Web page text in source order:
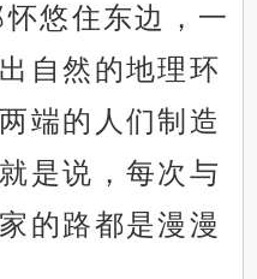
悠住东边，一
自然的地理环
端的人们制造
是说，每次与
的路都是漫漫